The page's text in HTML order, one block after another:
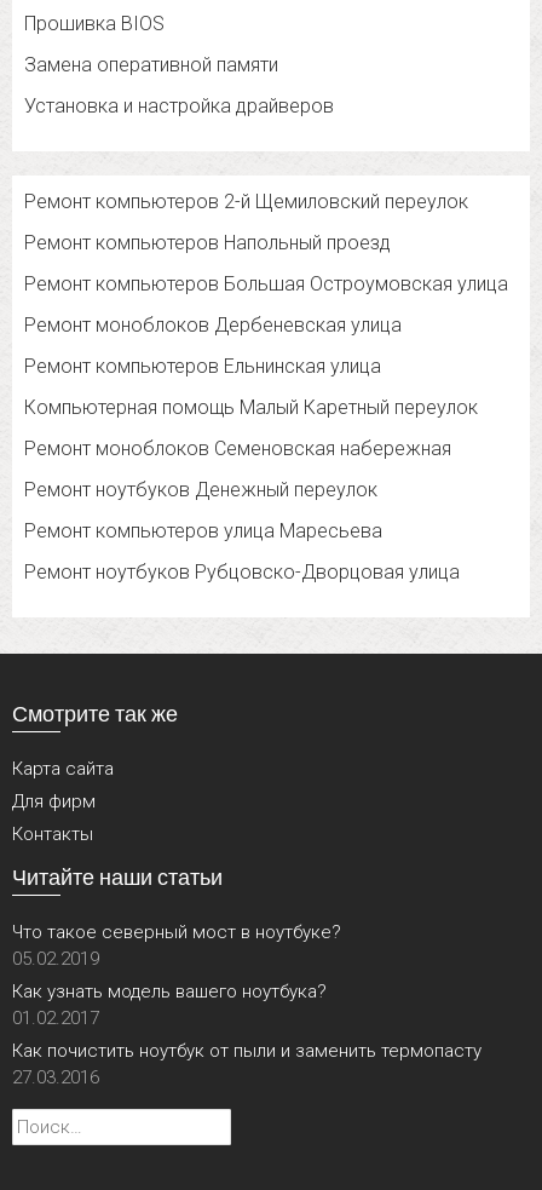
Прошивка BIOS
Замена оперативной памяти
Установка и настройка драйверов
Ремонт компьютеров 2-й Щемиловский переулок
Ремонт компьютеров Напольный проезд
Ремонт компьютеров Большая Остроумовская улица
Ремонт моноблоков Дербеневская улица
Ремонт компьютеров Ельнинская улица
Компьютерная помощь Малый Каретный переулок
Ремонт моноблоков Семеновская набережная
Ремонт ноутбуков Денежный переулок
Ремонт компьютеров улица Маресьева
Ремонт ноутбуков Рубцовско-Дворцовая улица
Смотрите так же
Карта сайта
Для фирм
Контакты
Читайте наши статьи
Что такое северный мост в ноутбуке?
05.02.2019
Как узнать модель вашего ноутбука?
01.02.2017
Как почистить ноутбук от пыли и заменить термопасту
27.03.2016
Найти: